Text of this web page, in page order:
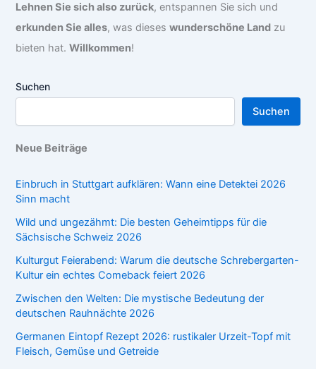
Lehnen Sie sich also zurück, entspannen Sie sich und
erkunden Sie alles, was dieseswunderschöne Land zu
bieten hat.Willkommen!
Suchen
Suchen
Neue Beiträge
Einbruch in Stuttgart aufklären: Wann eine Detektei 2026
Sinn macht
Wild und ungezähmt: Die besten Geheimtipps für die
Sächsische Schweiz 2026
Kulturgut Feierabend: Warum die deutsche Schrebergarten-
Kultur ein echtes Comeback feiert 2026
Zwischen den Welten: Die mystische Bedeutung der
deutschen Rauhnächte 2026
Germanen Eintopf Rezept 2026: rustikaler Urzeit-Topf mit
Fleisch, Gemüse und Getreide